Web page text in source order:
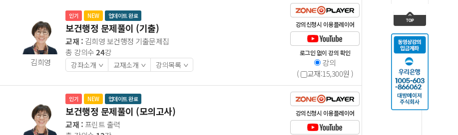
김희영
인기 NEW 업데이트 완료
보건행정 문제풀이 (기출)
교재 : 김희영 보건행정 기출문제집
총 강의수24강
강좌소개> 교재소개> 강의목록>
강의신청시 이용플레이어
로그인 없이 강의 확인
강의
(
교재:15,300원 )
인기 NEW 업데이트 완료
보건행정 문제풀이 (모의고사)
교재 : 프린트 출력
강의신청시 이용플레이어